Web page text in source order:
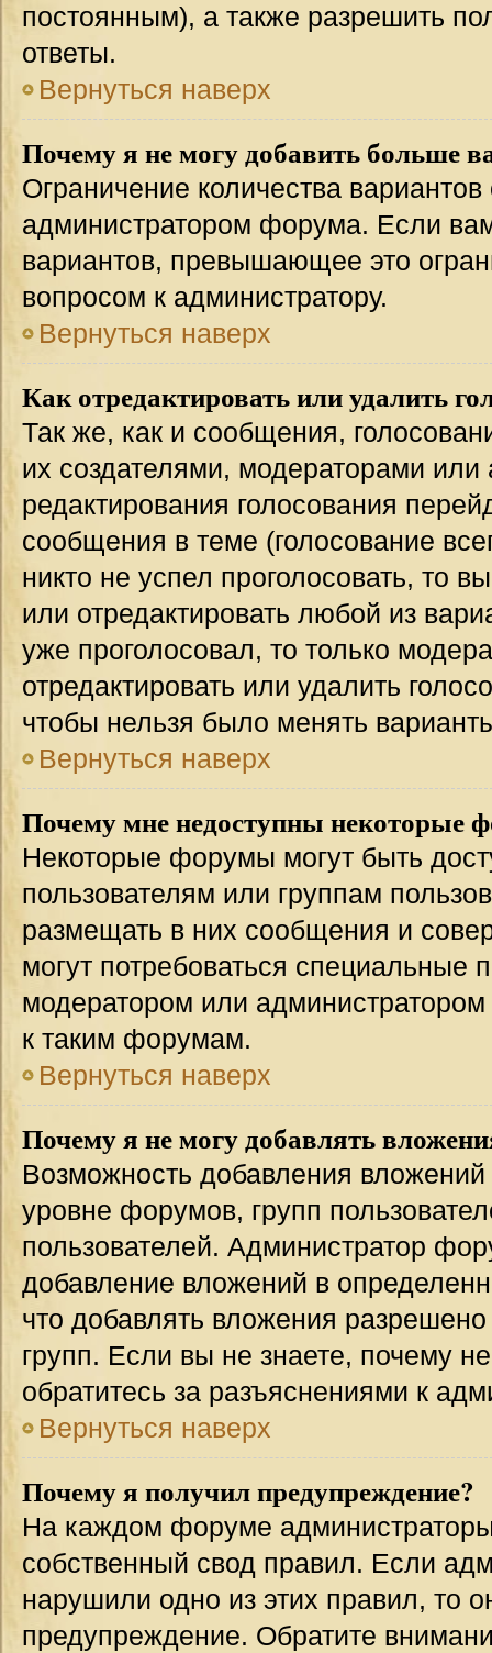
постоянным), а также разрешить
ответы.
Вернуться наверх
Почему я не могу добавить больше
Ограничение количества вариантов
администратором форума. Если
вариантов, превышающее это
вопросом к администратору.
Вернуться наверх
Как отредактировать или удалить
Так же, как и сообщения,
их создателями, модераторами
редактирования голосования
сообщения в теме (голосование
никто не успел проголосовать, то
или отредактировать любой из
уже проголосовал, то только
отредактировать или удалить
чтобы нельзя было менять
Вернуться наверх
Почему мне недоступны некоторые
Некоторые форумы могут быть
пользователям или группам
размещать в них сообщения и
могут потребоваться специальные
модератором или
к таким форумам.
Вернуться наверх
Почему я не могу добавлять
Возможность добавления
уровне форумов, групп
пользователей. Администратор
добавление вложений в
что добавлять вложения
групп. Если вы не знаете, почему
обратитесь за разъяснениями к
Вернуться наверх
Почему я получил предупреждение?
На каждом форуме
собственный свод правил. Если
нарушили одно из этих правил, то
предупреждение. Обратите